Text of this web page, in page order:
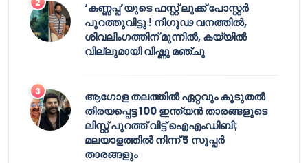
‘കണ്ണപ്പ’യുടെ ഫസ്റ്റ് ലുക്ക് പോസ്റ്റർ
പുറത്തുവിട്ടു ! നിഗൂഢ വനത്തിൽ,
ശിവലിംഗത്തിന് മുന്നിൽ, കയ്യിൽ
വില്ലുമായി വിഷ്ണു മഞ്ചു
ആഗോള തലത്തിൽ ഏറ്റവും കൂടുതൽ
തിരയപ്പെട്ട 100 ഇന്ത്യൻ താരങ്ങളുടെ
ലിസ്റ്റ് പുറത്ത് വിട്ട് ഐഎംഡിബി;
മലയാളത്തിൽ നിന്ന് 5 സൂപ്പർ
താരങ്ങളും